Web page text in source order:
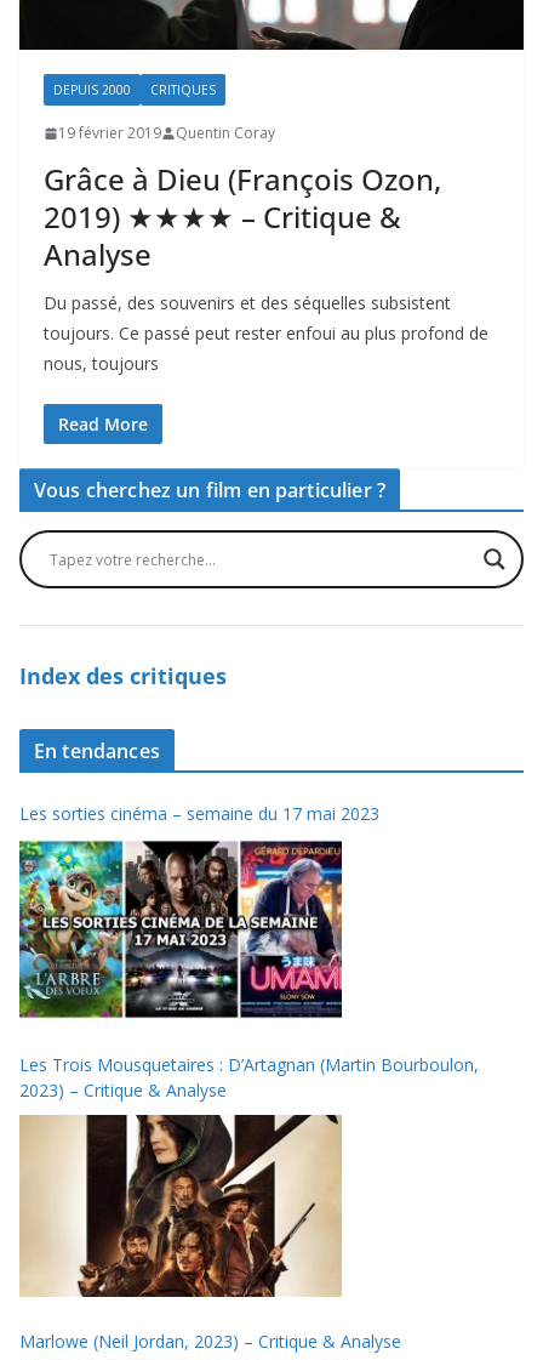
DEPUIS 2000 CRITIQUES
19 février 2019 Quentin Coray
Grâce à Dieu (François Ozon,
2019) ★★★★ – Critique &
Analyse
Du passé, des souvenirs et des séquelles subsistent
toujours. Ce passé peut rester enfoui au plus profond de
nous, toujours
Read More
Vous cherchez un film en particulier ?
Index des critiques
En tendances
Les sorties cinéma – semaine du 17 mai 2023
Les Trois Mousquetaires : D’Artagnan (Martin Bourboulon,
2023) – Critique & Analyse
Marlowe (Neil Jordan, 2023) – Critique & Analyse